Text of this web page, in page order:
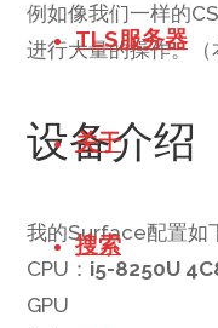
TLS服务器
关于
搜索
例如像我们一样的
进行大量的操作。（
设备介绍
我的Surface配置如
CPU： i5-8250U
GPU：
UHD620